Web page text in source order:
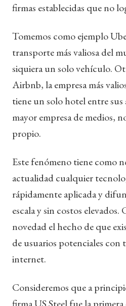
firmas establecidas que no
Tomemos como ejemplo
transporte más valiosa del
siquiera un solo vehículo.
Airbnb, la empresa más
tiene un solo hotel entre sus
mayor empresa de medios,
propio.
Este fenómeno tiene como
actualidad cualquier
rápidamente aplicada y
escala y sin costos elevados.
novedad el hecho de que
de usuarios potenciales con
internet.
Consideremos que a
firma US Steel fue la